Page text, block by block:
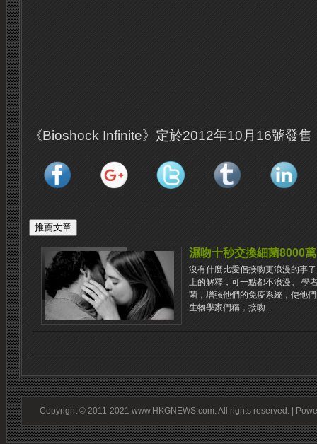
《Bioshock Infinite》定於2012年10月16號發售
濕吻十秒交換細菌8000
沒有什麼比愛侶接吻更浪漫的事
上的解釋，可一點都不浪漫。 學
菌，增強他們的免疫系統，使他
生物學家們稱，接吻...
Copyright © 2011-2021 www.HKGNEWS.com. All rights reserved. |